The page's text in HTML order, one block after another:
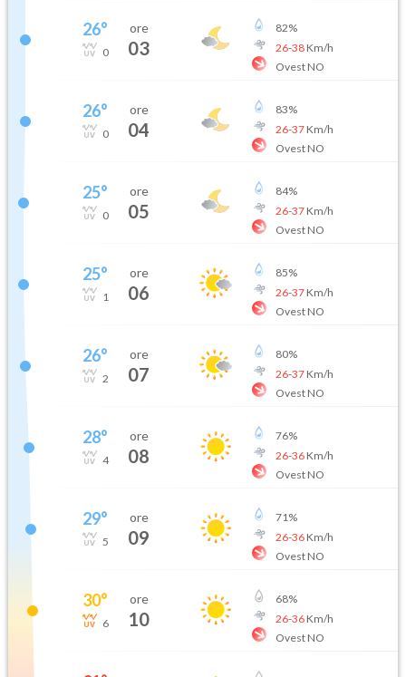
26°
0
ore
03
82%
26-38Km/h
Ovest NO
26°
0
ore
04
83%
26-37Km/h
Ovest NO
25°
0
ore
05
84%
26-37Km/h
Ovest NO
25°
1
ore
06
85%
26-37Km/h
Ovest NO
26°
2
ore
07
80%
26-37Km/h
Ovest NO
28°
4
ore
08
76%
26-36Km/h
Ovest NO
29°
5
ore
09
71%
26-36Km/h
Ovest NO
30°
6
ore
10
68%
26-36Km/h
Ovest NO